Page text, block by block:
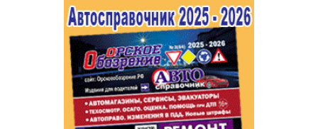
Телекоммуникации и связь
Популярное →
Строительство и ремонт